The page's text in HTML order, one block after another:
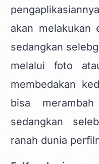
akan melakukan
sedangkan
melalui foto
membedakan
bisa
sedangkan
ranah dunia